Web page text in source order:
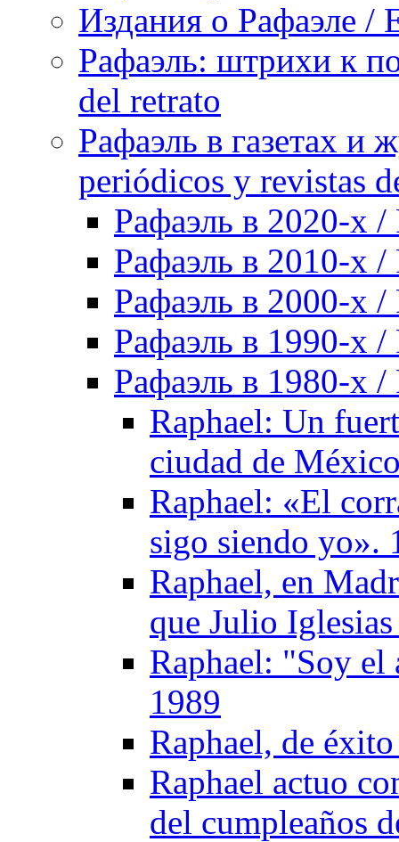
Издания о Рафаэле /
Рафаэль: штрихи к
del retrato
Рафаэль в газетах и
periódicos y revistas
Рафаэль в 2020-х /
Рафаэль в 2010-х /
Рафаэль в 2000-х /
Рафаэль в 1990-х /
Рафаэль в 1980-х /
Raphael: Un
ciudad de
Raphael: «El
sigo siendo yo».
Raphael, en
que Julio
Raphael: "Soy el
1989
Raphael, de
Raphael actuo
del cumpleaños